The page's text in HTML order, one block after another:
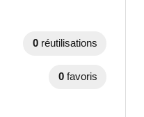
0 réutilisations
0 favoris